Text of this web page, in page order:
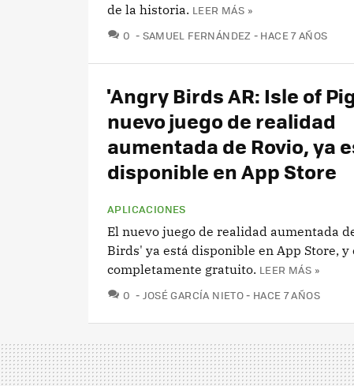
de la historia. LEER MÁS »
0 COMENTARIOS
SAMUEL FERNÁNDEZ HACE 7 AÑOS
'Angry Birds AR: Isle of
nuevo juego de realidad
aumentada de Rovio, ya
disponible en App Store
APLICACIONES
El nuevo juego de realidad aumentada
Birds' ya está disponible en App Store, y
completamente gratuito. LEER MÁS »
0 COMENTARIOS
JOSÉ GARCÍA NIETO HACE 7 AÑOS